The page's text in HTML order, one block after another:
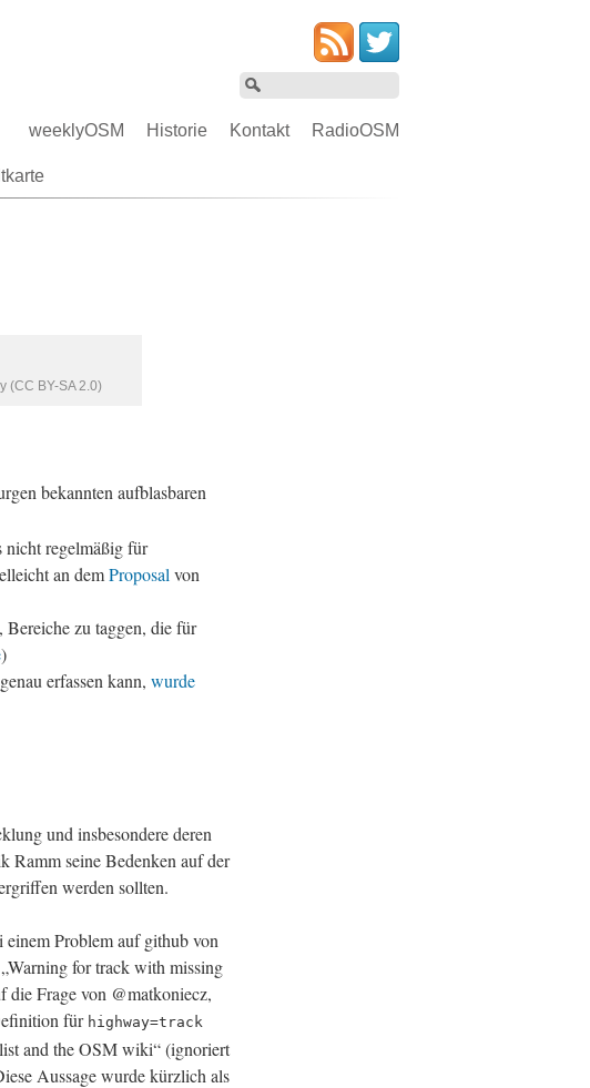
weeklyOSM Historie Kontakt RadioOSM
(CC BY-SA 2.0)
bekannten aufblasbaren
nicht regelmäßig für
an demProposal von
zu taggen, die für
)
erfassen kann, wurde
und insbesondere deren
Ramm seine Bedenken auf der
werden sollten.
einem Problem auf github von
for track with missing
die Frage von @matkoniecz,
für highway=track
and the OSM wiki“ (ignoriert
Aussage wurde kürzlich als